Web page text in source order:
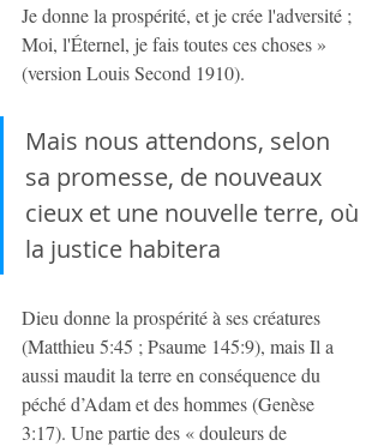
Je donne la prospérité, et je crée l'adversité ;
Moi, l'Éternel, je fais toutes ces choses »
(version Louis Second 1910).
Mais nous attendons, selon
sa promesse, de nouveaux
cieux et une nouvelle terre, où
la justice habitera
Dieu donne la prospérité à ses créatures
(Matthieu 5:45 ; Psaume 145:9), mais Il a
aussi maudit la terre en conséquence du
péché d’Adam et des hommes (Genèse
3:17). Une partie des « douleurs de